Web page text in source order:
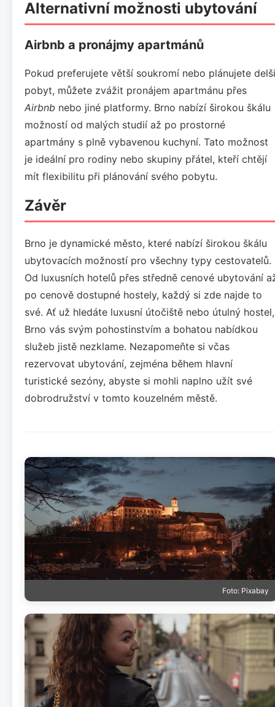
Alternativní možnosti ubytování
Airbnb a pronájmy apartmánů
Pokud preferujete větší soukromí nebo plánujete delší
pobyt, můžete zvážit pronájem apartmánu přes
Airbnb nebo jiné platformy. Brno nabízí širokou škálu
možností od malých studií až po prostorné
apartmány s plně vybavenou kuchyní. Tato možnost
je ideální pro rodiny nebo skupiny přátel, kteří chtějí
mít flexibilitu při plánování svého pobytu.
Závěr
Brno je dynamické město, které nabízí širokou škálu
ubytovacích možností pro všechny typy cestovatelů.
Od luxusních hotelů přes středně cenové ubytování
po cenově dostupné hostely, každý si zde najde to
své. Ať už hledáte luxusní útočiště nebo útulný hostel,
Brno vás svým pohostinstvím a bohatou nabídkou
služeb jistě nezklame. Nezapomeňte si včas
rezervovat ubytování, zejména během hlavní
turistické sezóny, abyste si mohli naplno užít své
dobrodružství v tomto kouzelném městě.
Foto: Pixabay